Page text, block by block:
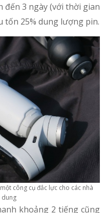
đến 3 ngày (với thời gian
tốn 25% dung lượng pin.
công cụ đắc lực cho các nhà
dung
khoảng 2 tiếng cũng